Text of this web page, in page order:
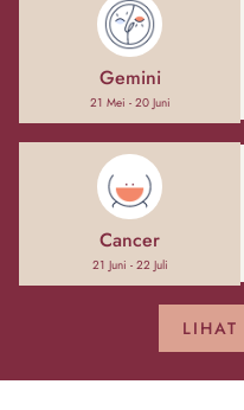
Gemini
21 Mei - 20 Juni
Cancer
21 Juni - 22 Juli